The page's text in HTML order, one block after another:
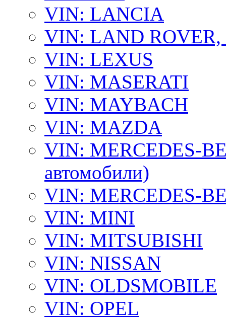
VIN: LANCIA
VIN: LAND ROVER,
VIN: LEXUS
VIN: MASERATI
VIN: MAYBACH
VIN: MAZDA
VIN: MERCEDES-
автомобили)
VIN: MERCEDES-
VIN: MINI
VIN: MITSUBISHI
VIN: NISSAN
VIN: OLDSMOBILE
VIN: OPEL